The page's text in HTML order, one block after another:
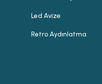
Led Avize
Retro Aydınlatma